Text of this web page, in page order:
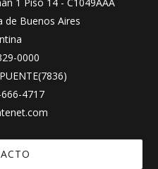
1 Piso 14 - C1049AAA
de Buenos Aires
0000
4717